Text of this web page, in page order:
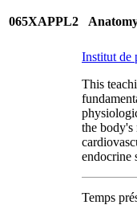
065XAPPL2
Institut de
This
the body's
endocrine
Temps